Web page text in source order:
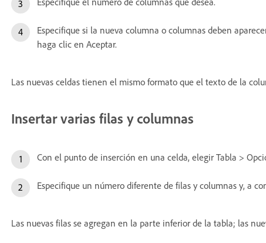
Especifique si la nueva columna o columnas deben
haga clic en Aceptar.
Las nuevas celdas tienen el mismo formato que el texto de la
Insertar varias filas y columnas
Con el punto de inserción en una celda, elegir Tabla >
Especifique un número diferente de filas y columnas y, a
Las nuevas filas se agregan en la parte inferior de la tabla; las